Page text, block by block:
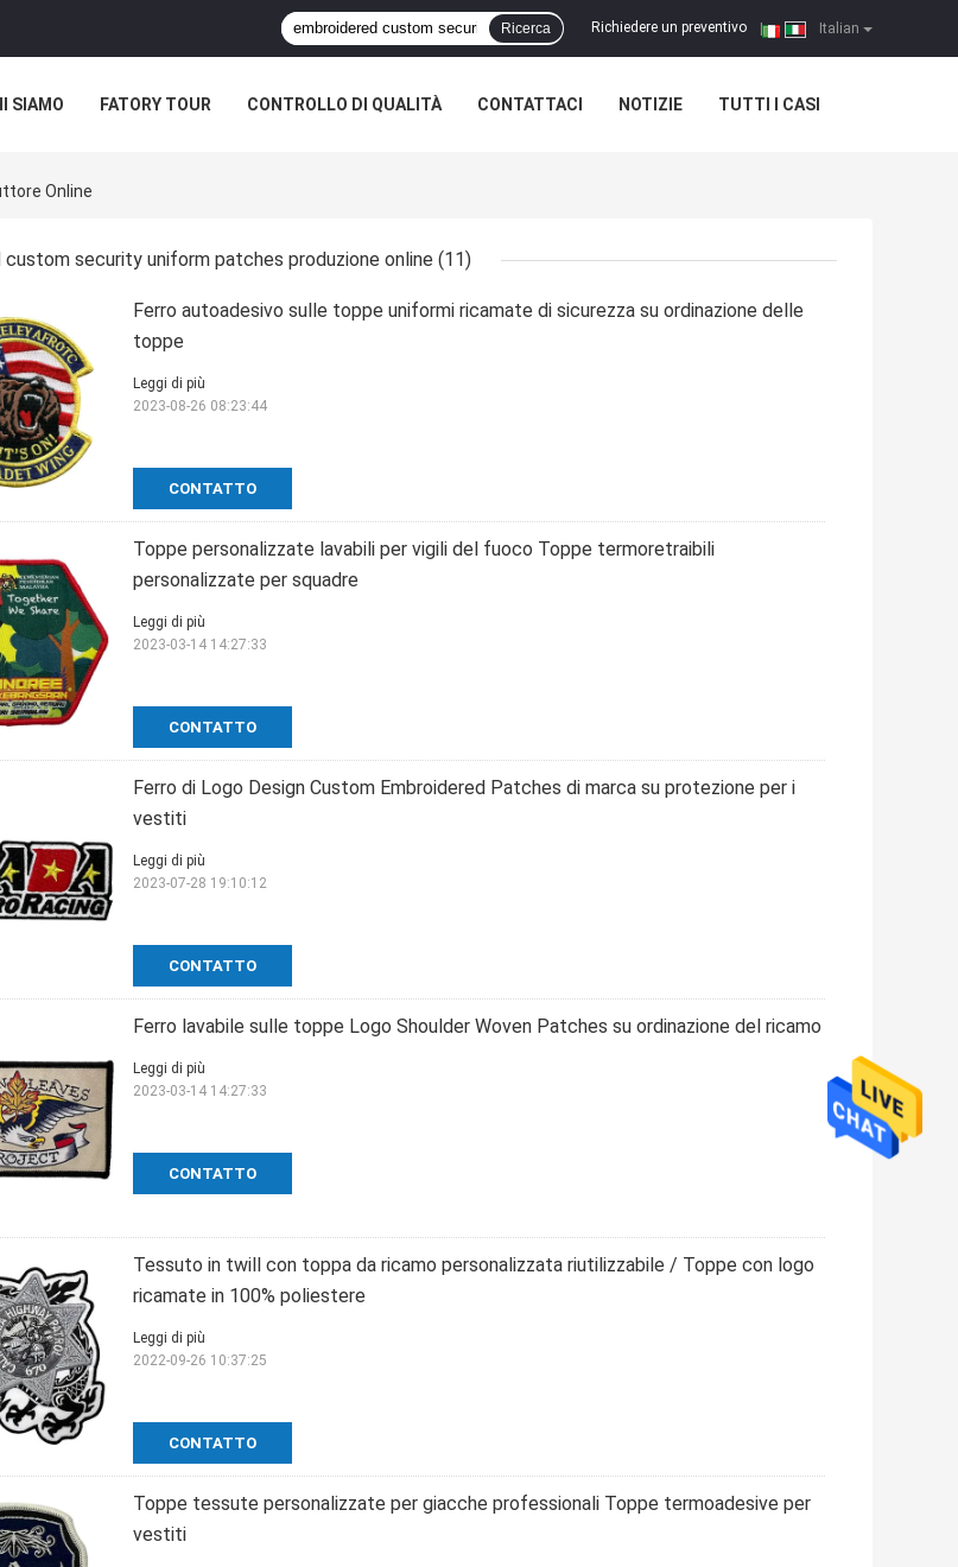
Italian
Richiedere un preventivo |
Ricerca
SIAMO FATORY TOUR CONTROLLO DI QUALITÀ CONTATTACI NOTIZIE TUTTI I CASI
Online
custom security uniform patches produzione online (11)
Ferro autoadesivo sulle toppe uniformi ricamate di sicurezza su ordinazione delle
toppe
CONTATTO
Leggi di più
2023-08-26 08:23:44
Toppe personalizzate lavabili per vigili del fuoco Toppe termoretraibili
personalizzate per squadre
CONTATTO
Leggi di più
2023-03-14 14:27:33
Ferro di Logo Design Custom Embroidered Patches di marca su protezione per i
vestiti
CONTATTO
Leggi di più
2023-07-28 19:10:12
Ferro lavabile sulle toppe Logo Shoulder Woven Patches su ordinazione del ricamo
CONTATTO
Leggi di più
2023-03-14 14:27:33
Tessuto in twill con toppa da ricamo personalizzata riutilizzabile / Toppe con logo
ricamate in 100% poliestere
CONTATTO
Leggi di più
2022-09-26 10:37:25
Toppe tessute personalizzate per giacche professionali Toppe termoadesive per
vestiti